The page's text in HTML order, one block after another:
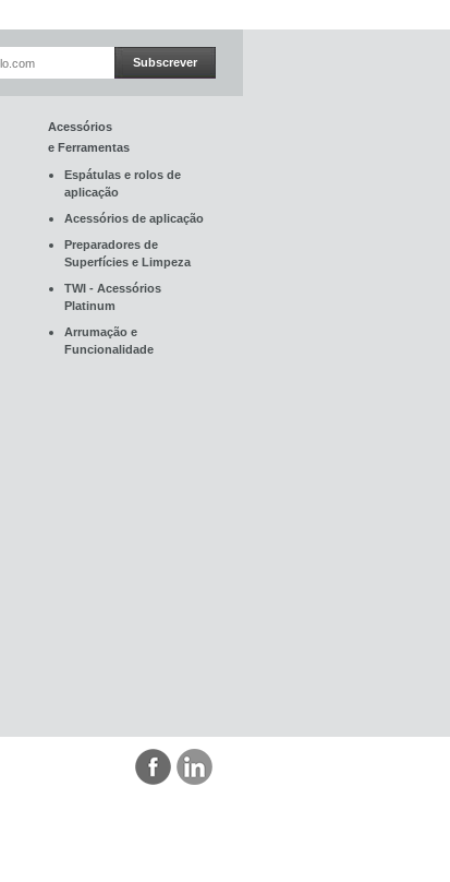
Subscrever
Acessórios
e Ferramentas
Espátulas e rolos de
aplicação
Acessórios de aplicação
Preparadores de
Superfícies e Limpeza
TWI - Acessórios
Platinum
Arrumação e
Funcionalidade